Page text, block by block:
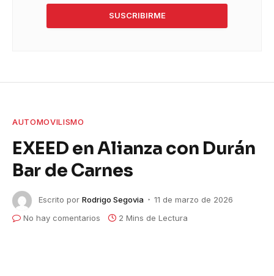
SUSCRIBIRME
AUTOMOVILISMO
EXEED en Alianza con Durán
Bar de Carnes
Escrito por Rodrigo Segovia
11 de marzo de 2026
No hay comentarios
2 Mins de Lectura